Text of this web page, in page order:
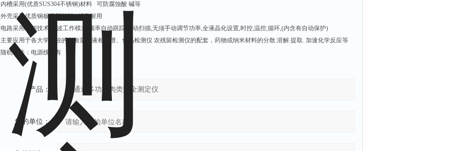
内槽采用(优质SUS304不锈钢)材料 可防腐蚀酸 碱等
外壳采用优质钢板喷塑材料 精美耐用
电路采用节能技术,全波工作模式,频率自动跟踪,自动扫描,无须手动调节功率,全液晶化设置,时控,温控,循环,(内含有自动保护)
主要应用于各大学院校的实验室，液相色谱、食品检测仪 农残留检测仪的配套，药物或纳米材料的分散.溶解.提取. 加速化学反应等
随机备件：电源线：有
产品：
您的单位：